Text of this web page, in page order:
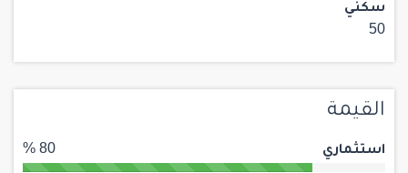
سكني
50
القيمة
استثماري 80 %